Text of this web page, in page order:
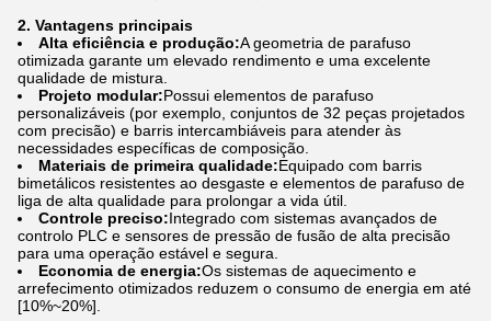
2. Vantagens principais
Alta eficiência e produção:A geometria de parafuso
otimizada garante um elevado rendimento e uma excelente
qualidade de mistura.
Projeto modular:Possui elementos de parafuso
personalizáveis (por exemplo, conjuntos de 32 peças projetados
com precisão) e barris intercambiáveis para atender às
necessidades específicas de composição.
Materiais de primeira qualidade:Equipado com barris
bimetálicos resistentes ao desgaste e elementos de parafuso de
liga de alta qualidade para prolongar a vida útil.
Controle preciso:Integrado com sistemas avançados de
controlo PLC e sensores de pressão de fusão de alta precisão
para uma operação estável e segura.
Economia de energia:Os sistemas de aquecimento e
arrefecimento otimizados reduzem o consumo de energia em até
[10%~20%].